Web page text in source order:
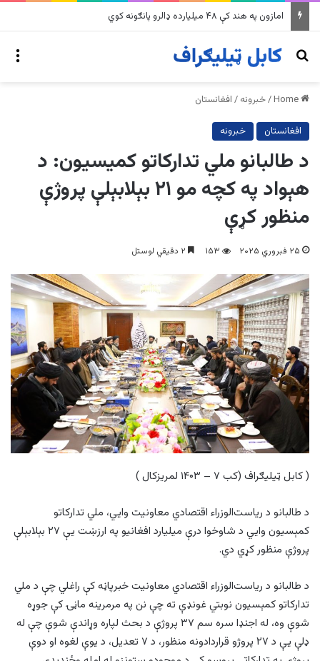
په وینزویلا کې زورورو زلزلو پراخ زیانونه اړولي
Search for
/خبرونه / افغانستان
افغانستان خبرونه
د طالبانو ملي تدارکاتو کمیسیون: د
هېواد په کچه مو ۲۱ بېلابېلې پروژې
منظور کړې
۲۵ فبروري ۲۰۲۵ ۱۵۳
( کابل ټيليګراف (کب ۷ – ۱۴۰۳ لمريزکال )
د طالبانو د ریاست‌الوزراء اقتصادي معاونیت وايي، ملي تدارکاتو
کمېسیون وایي د شاوخوا درې میلیارد افغانیو په ارزښت یې ۲۷ بېلابېلې
پروژې منظور کړي دي.
د طالبانو د ریاست‌الوزراء اقتصادي معاونیت خبرپاڼه کې راغلي چې د ملي
تدارکاتو کمېسیون نوبتي غونډې ته چې نن په مرمرینه ماڼۍ کې جوړه
شوې وه، له اجنډا سره سم ۳۷ پروژې د بحث لپاره وړاندې شوې چې له
ډلې یې د ۲۷ پروژو قراردادونه منظور، د ۷ تعدیل، د یوې لغوه او دوې